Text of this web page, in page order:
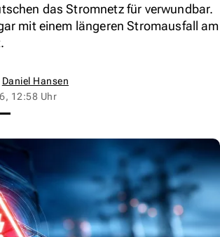
das Stromnetz für verwundbar.
mit einem längeren Stromausfall am
Daniel Hansen
12:58 Uhr